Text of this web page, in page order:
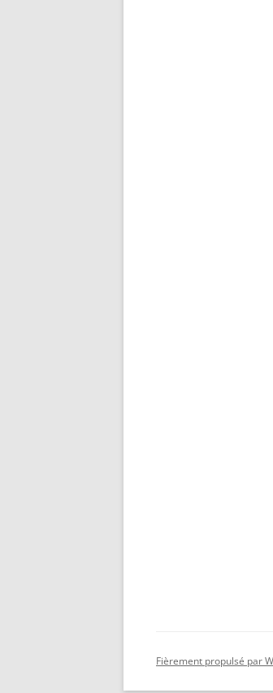
Fièrement propulsé par